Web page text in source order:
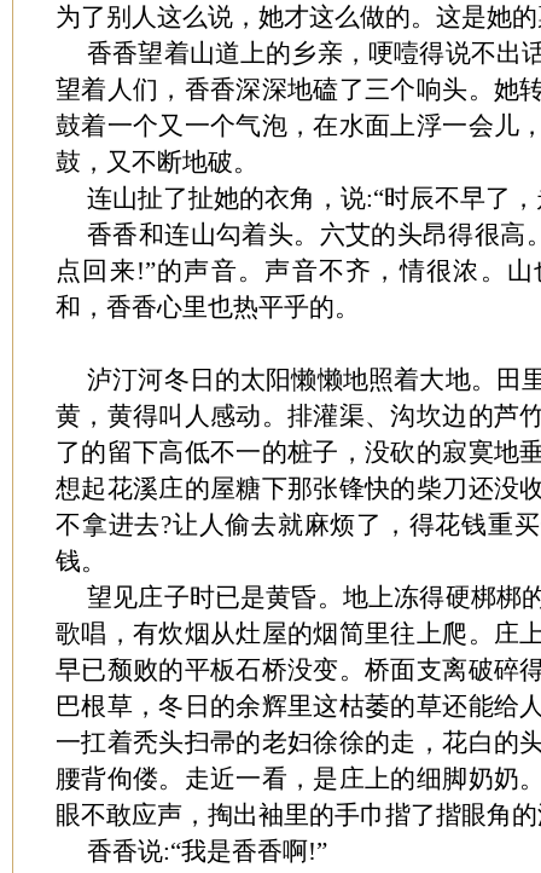
为了别人这么说，她才这么做的。这是她
香香望着山道上的乡亲，哽噎得说不出
望着人们，香香深深地磕了三个响头。她
鼓着一个又一个气泡，在水面上浮一会儿
鼓，又不断地破。
连山扯了扯她的衣角，说:“时辰不早了，
香香和连山勾着头。六艾的头昂得很高
点回来!”的声音。声音不齐，情很浓。
和，香香心里也热平乎的。
泸汀河冬日的太阳懒懒地照着大地。田
黄，黄得叫人感动。排灌渠、沟坎边的芦
了的留下高低不一的桩子，没砍的寂寞地
想起花溪庄的屋糖下那张锋快的柴刀还没
不拿进去?让人偷去就麻烦了，得花钱重
钱。
望见庄子时已是黄昏。地上冻得硬梆梆
歌唱，有炊烟从灶屋的烟简里往上爬。庄
早已颓败的平板石桥没变。桥面支离破碎
巴根草，冬日的余辉里这枯萎的草还能给
一扛着秃头扫帚的老妇徐徐的走，花白的
腰背佝偻。走近一看，是庄上的细脚奶奶
眼不敢应声，掏出袖里的手巾揩了揩眼角
香香说:“我是香香啊!”